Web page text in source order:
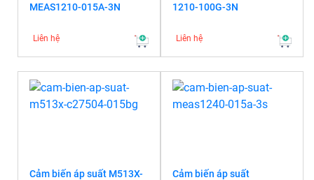
MEAS1210-015A-3N
Liên hệ
1210-100G-3N
Liên hệ
Cảm biến áp suất M513X-
Cảm biến áp suất